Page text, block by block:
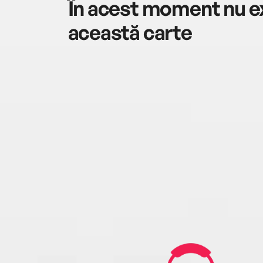
În acest moment nu
această carte